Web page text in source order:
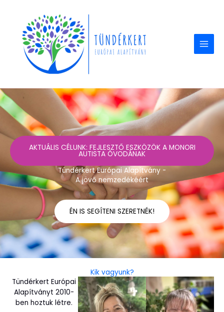
content
AKTUÁLIS CÉLUNK: FEJLESZTŐ ESZKÖZÖK A MONORI
AUTISTA ÓVODÁNAK
Tündérkert Európai Alapítvány -
A jövő nemzedékéért
ÉN IS SEGÍTENI SZERETNÉK!
Kik vagyunk?
Tündérkert Európai
Alapítványt 2010-
ben hoztuk létre.